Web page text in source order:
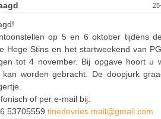
op 5 en 6 oktober tijdens
Hege Stins en het startweekend van
tot 4 november. Bij opgave hoort u
worden gebracht. De doopjurk
of per e-mail bij:
53705559 tinedevries.mail@gmail.com